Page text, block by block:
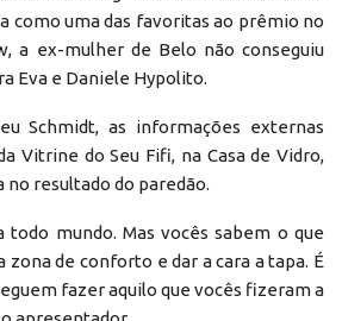
como uma das favoritas ao prêmio no
a ex-mulher de Belo não conseguiu
Eva e Daniele Hypolito.
Schmidt, as informações externas
Vitrine do Seu Fifi, na Casa de Vidro,
resultado do paredão.
mundo. Mas vocês sabem o que
zona de conforto e dar a cara a tapa. É
fazer aquilo que vocês fizeram a